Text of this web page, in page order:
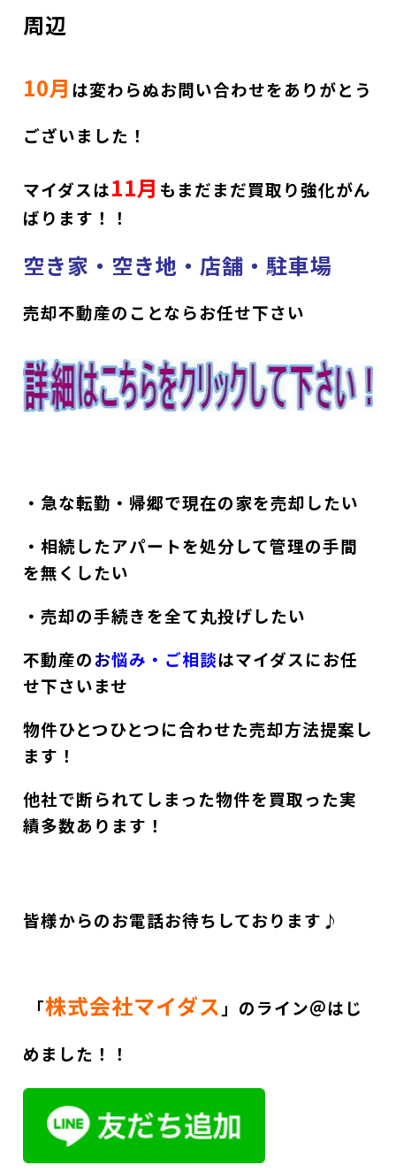
周辺
10月 は変わらぬお問い合わせをありがとう
ございました ！
マイダスは11月 も まだまだ買取り強化がん
ばります！！
空き家・空き地・店舗・駐車場
売却不動産のことならお任せ下さい
・急な転勤・帰郷で現在の家を売却したい
・相続したアパートを処分して管理の手間
を無くしたい
・売却の手続きを全て丸投げしたい
不動産のお悩み・ご相談はマイダスにお任
せ下さいませ
物件ひとつひとつに合わせた売却方法提案し
ます！
他社で断られてしまった物件を買取った実
績多数あります！
皆様からのお電話お待ちしております♪
「株式会社マイダス 」のライン＠はじ
めました！！